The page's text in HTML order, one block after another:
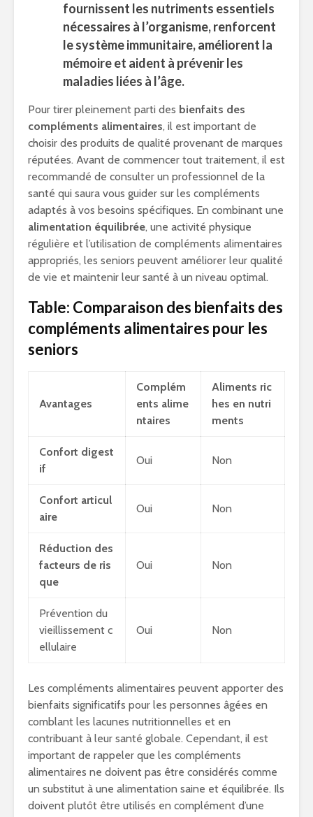
fournissent les nutriments essentiels
nécessaires à l’organisme, renforcent
le système immunitaire, améliorent la
mémoire et aident à prévenir les
maladies liées à l’âge.
Pour tirer pleinement parti des bienfaits des
compléments alimentaires, il est important de
choisir des produits de qualité provenant de marques
réputées. Avant de commencer tout traitement, il est
recommandé de consulter un professionnel de la
santé qui saura vous guider sur les compléments
adaptés à vos besoins spécifiques. En combinant une
alimentation équilibrée, une activité physique
régulière et l’utilisation de compléments alimentaires
appropriés, les seniors peuvent améliorer leur qualité
de vie et maintenir leur santé à un niveau optimal.
Table: Comparaison des bienfaits des
compléments alimentaires pour les
seniors
Avantages
Complém
ents alime
ntaires
Aliments ric
hes en nutri
ments
Confort digest
if
Oui Non
Confort articul
aire
Oui Non
Réduction des
facteurs de ris
que
Oui Non
Prévention du
vieillissement c
ellulaire
Oui Non
Les compléments alimentaires peuvent apporter des
bienfaits significatifs pour les personnes âgées en
comblant les lacunes nutritionnelles et en
contribuant à leur santé globale. Cependant, il est
important de rappeler que les compléments
alimentaires ne doivent pas être considérés comme
un substitut à une alimentation saine et équilibrée. Ils
doivent plutôt être utilisés en complément d’une